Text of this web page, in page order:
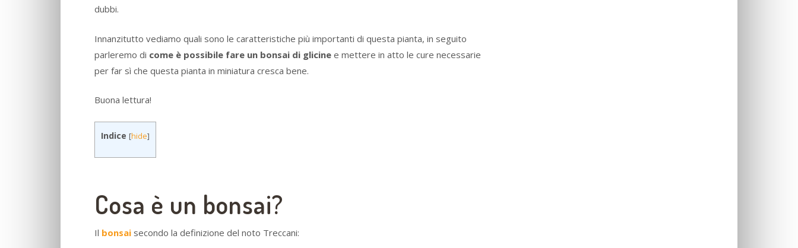
dubbi.
Innanzitutto vediamo quali sono le caratteristiche più importanti di questa pianta, in seguito
parleremo di come è possibile fare un bonsai di glicine e mettere in atto le cure necessarie
per far sì che questa pianta in miniatura cresca bene.
Buona lettura!
Indice [hide]
Cosa è un bonsai?
Il bonsai secondo la definizione del noto Treccani: